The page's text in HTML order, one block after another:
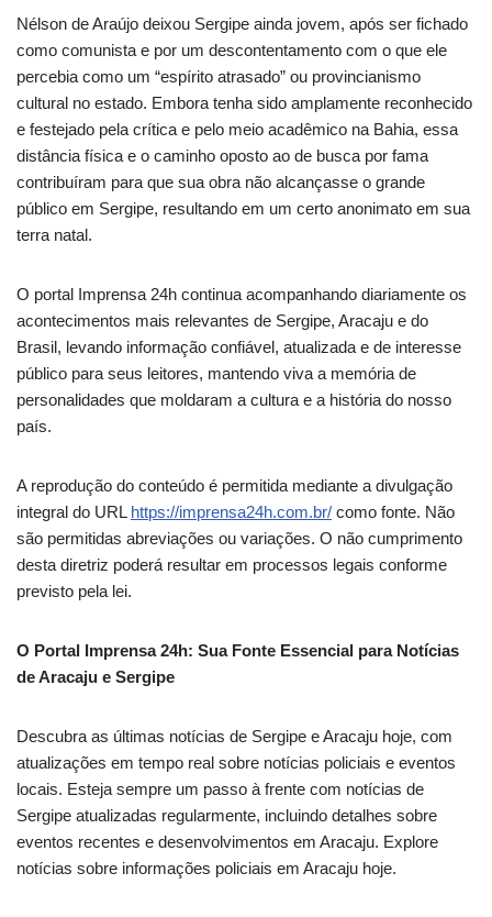
Nélson de Araújo deixou Sergipe ainda jovem, após ser fichado
como comunista e por um descontentamento com o que ele
percebia como um “espírito atrasado” ou provincianismo
cultural no estado. Embora tenha sido amplamente reconhecido
e festejado pela crítica e pelo meio acadêmico na Bahia, essa
distância física e o caminho oposto ao de busca por fama
contribuíram para que sua obra não alcançasse o grande
público em Sergipe, resultando em um certo anonimato em sua
terra natal.
O portal Imprensa 24h continua acompanhando diariamente os
acontecimentos mais relevantes de Sergipe, Aracaju e do
Brasil, levando informação confiável, atualizada e de interesse
público para seus leitores, mantendo viva a memória de
personalidades que moldaram a cultura e a história do nosso
país.
A reprodução do conteúdo é permitida mediante a divulgação
integral do URL https://imprensa24h.com.br/ como fonte. Não
são permitidas abreviações ou variações. O não cumprimento
desta diretriz poderá resultar em processos legais conforme
previsto pela lei.
O Portal Imprensa 24h: Sua Fonte Essencial para Notícias
de Aracaju e Sergipe
Descubra as últimas notícias de Sergipe e Aracaju hoje, com
atualizações em tempo real sobre notícias policiais e eventos
locais. Esteja sempre um passo à frente com notícias de
Sergipe atualizadas regularmente, incluindo detalhes sobre
eventos recentes e desenvolvimentos em Aracaju. Explore
notícias sobre informações policiais em Aracaju hoje.